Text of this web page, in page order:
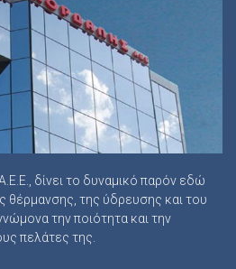
δίνει το δυναμικό παρόν εδώ
θέρμανσης, της ύδρευσης και του
την ποιότητα και την
πελάτες της.